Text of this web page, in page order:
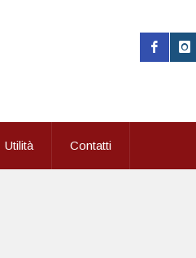
Utilità Contatti